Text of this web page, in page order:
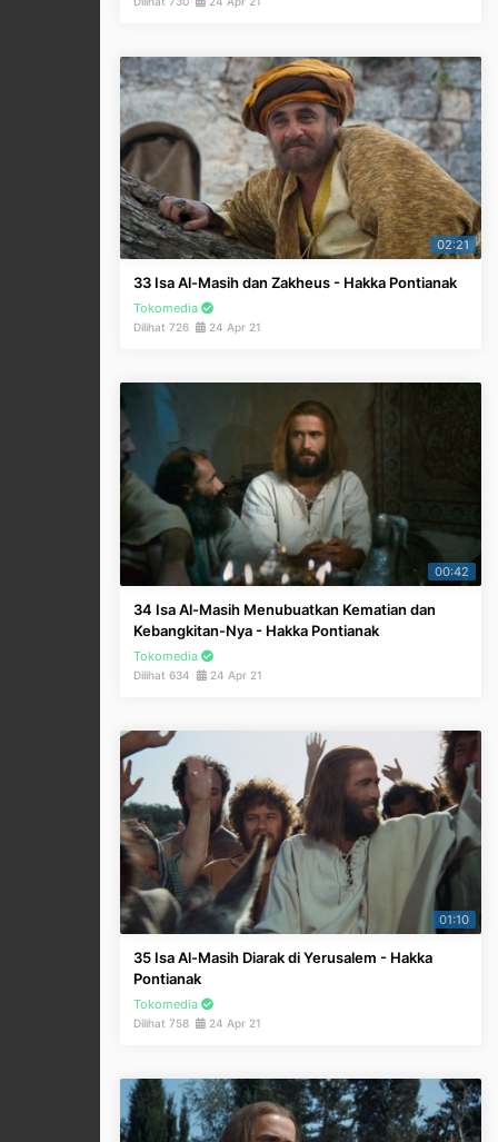
02:21
33 Isa Al-Masih dan Zakheus - Hakka Pontianak
Tokomedia
Dilihat 726 24 Apr 21
00:42
34 Isa Al-Masih Menubuatkan Kematian dan
Kebangkitan-Nya - Hakka Pontianak
Tokomedia
Dilihat 634 24 Apr 21
01:10
35 Isa Al-Masih Diarak di Yerusalem - Hakka
Pontianak
Tokomedia
Dilihat 758 24 Apr 21